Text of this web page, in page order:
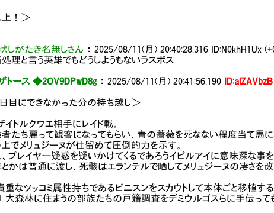
上！＞
しがたき名無しさん ： 2025/08/11(月) 20:40:28.316 ID:N0khH1Ux
理と言う英雄でもどうしようもないラスボス
トース ◆2OV9DPwD8g： 2025/08/11(月) 20:41:56.190
目にできなかった分の持ち越し＞
イトルクワエ相手にレイド戦。
たち雇って観客になってもらい、青の薔薇を死なない程度当て馬に
でメリュジーヌが仕留めて圧倒的力を示す。
プレイヤー疑惑を疑いかけてくるであろうイビルアイに意味深な事
かは普通に渡し、死骸はエランテルで晒してメリュジーヌの凄さを
重なツッコミ属性持ちであるピニスンをスカウトして本体ごと移植する
森林に住まうの部族たちの戸籍調査をデミウルゴスらに手伝って